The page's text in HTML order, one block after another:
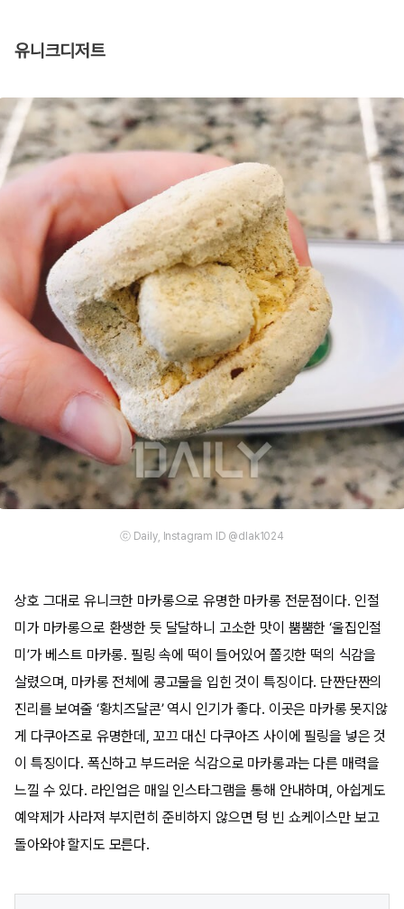
유니크디저트
ⓒ Daily, Instagram ID @dlak1024
상호 그대로 유니크한 마카롱으로 유명한 마카롱 전문점이다. 인절
미가 마카롱으로 환생한 듯 달달하니 고소한 맛이 뿜뿜한 ‘울집인절
미’가 베스트 마카롱. 필링 속에 떡이 들어있어 쫄깃한 떡의 식감을
살렸으며, 마카롱 전체에 콩고물을 입힌 것이 특징이다. 단짠단짠의
진리를 보여줄 ‘황치즈달콘’ 역시 인기가 좋다. 이곳은 마카롱 못지않
게 다쿠아즈로 유명한데, 꼬끄 대신 다쿠아즈 사이에 필링을 넣은 것
이 특징이다. 폭신하고 부드러운 식감으로 마카롱과는 다른 매력을
느낄 수 있다. 라인업은 매일 인스타그램을 통해 안내하며, 아쉽게도
예약제가 사라져 부지런히 준비하지 않으면 텅 빈 쇼케이스만 보고
돌아와야 할지도 모른다.